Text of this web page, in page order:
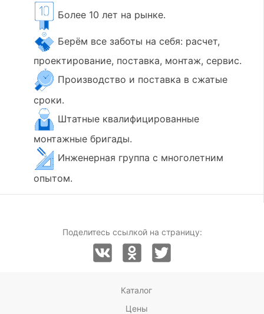
Более 10 лет на рынке.
Берём все заботы на себя: расчет,
проектирование, поставка, монтаж, сервис.
Производство и поставка в сжатые
сроки.
Штатные квалифицированные
монтажные бригады.
Инженерная группа с многолетним
опытом.
Поделитесь ссылкой на страницу:
Каталог
Цены